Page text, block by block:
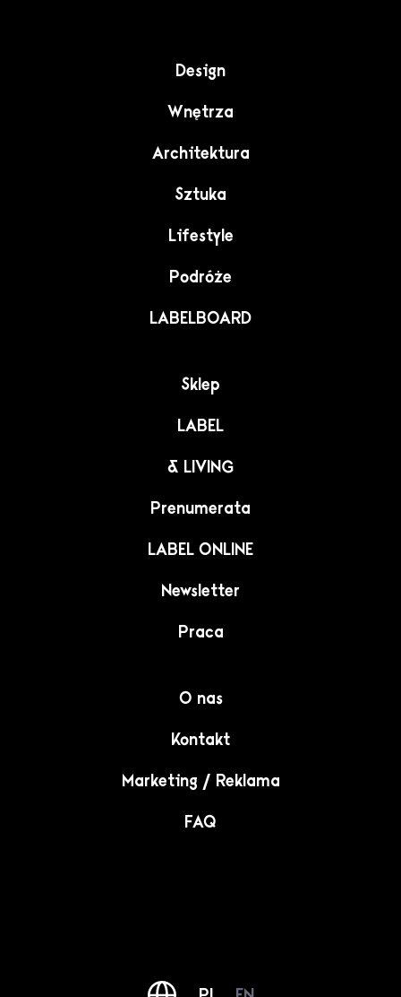
Design
Wnętrza
Architektura
Sztuka
Lifestyle
Podróże
LABELBOARD
Sklep
LABEL
& LIVING
Prenumerata
LABEL ONLINE
Newsletter
Praca
O nas
Kontakt
Marketing / Reklama
FAQ